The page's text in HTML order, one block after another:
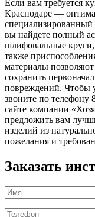
Если вам требуется
Краснодаре —
вы найдете полный
шлифовальные
также
материалы позволяют
сохранить
повреждений. Чтобы
звоните по телефону
сайте компании
предложить вам
изделий из
пожелания и
Заказать